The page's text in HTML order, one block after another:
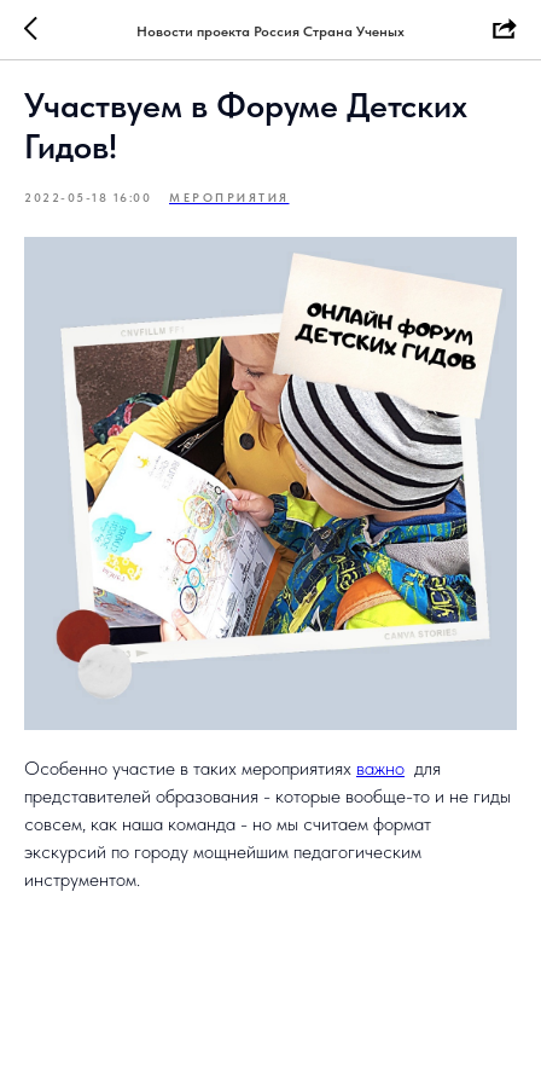
Новости проекта Россия Страна Ученых
Участвуем в Форуме Детских
Гидов!
2022-05-18 16:00 МЕРОПРИЯТИЯ
Особенно участие в таких мероприятиях важно для
представителей образования - которые вообще-то и не гиды
совсем, как наша команда - но мы считаем формат
экскурсий по городу мощнейшим педагогическим
инструментом.